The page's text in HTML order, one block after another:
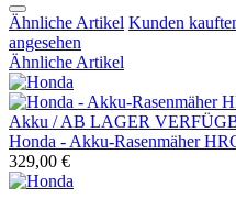
Ähnliche Artikel Kunden
angesehen
Ähnliche Artikel
Honda - Akku-Rasenmäher
329,00 €